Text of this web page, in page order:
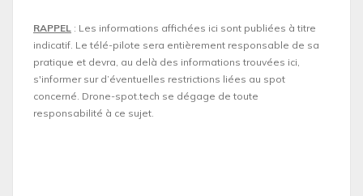
RAPPEL : Les informations affichées ici sont publiées à titre
indicatif. Le télé-pilote sera entièrement responsable de sa
pratique et devra, au delà des informations trouvées ici,
s'informer sur d’éventuelles restrictions liées au spot
concerné. Drone-spot.tech se dégage de toute
responsabilité à ce sujet.